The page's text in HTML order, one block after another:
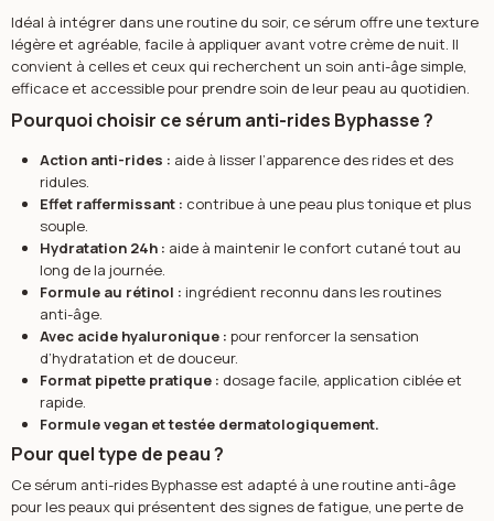
Idéal à intégrer dans une routine du soir, ce sérum offre une texture
légère et agréable, facile à appliquer avant votre crème de nuit. Il
convient à celles et ceux qui recherchent un soin anti-âge simple,
efficace et accessible pour prendre soin de leur peau au quotidien.
Pourquoi choisir ce sérum anti-rides Byphasse ?
Action anti-rides : aide à lisser l’apparence des rides et des
ridules.
Effet raffermissant : contribue à une peau plus tonique et plus
souple.
Hydratation 24h : aide à maintenir le confort cutané tout au
long de la journée.
Formule au rétinol : ingrédient reconnu dans les routines
anti-âge.
Avec acide hyaluronique : pour renforcer la sensation
d’hydratation et de douceur.
Format pipette pratique : dosage facile, application ciblée et
rapide.
Formule vegan et testée dermatologiquement.
Pour quel type de peau ?
Ce sérum anti-rides Byphasse est adapté à une routine anti-âge
pour les peaux qui présentent des signes de fatigue, une perte de